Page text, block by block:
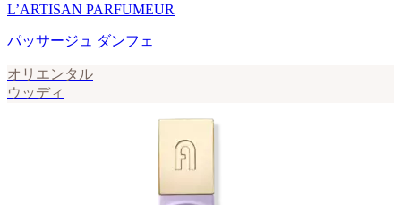
L’ARTISAN PARFUMEUR
パッサージュ ダンフェ
オリエンタル
ウッディ